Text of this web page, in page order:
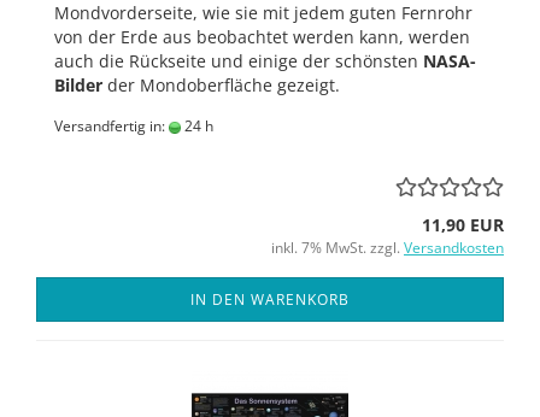
Mondvorderseite, wie sie mit jedem guten Fernrohr
von der Erde aus beobachtet werden kann, werden
auch die Rückseite und einige der schönsten NASA-
Bilder der Mondoberfläche gezeigt.
Versandfertig in: 24 h
11,90 EUR
inkl. 7% MwSt. zzgl. Versandkosten
IN DEN WARENKORB